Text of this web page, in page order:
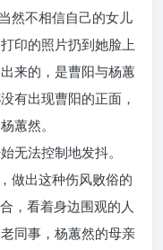
然不相信自己的女儿
印的照片扔到她脸上
来的，是曹阳与杨蕙
有出现曹阳的正面，
蕙然。
无法控制地发抖。
做出这种伤风败俗的
，看着身边围观的人
同事，杨蕙然的母亲